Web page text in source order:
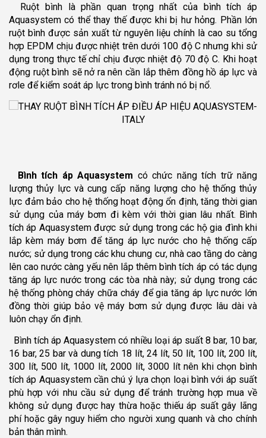
Ruột bình là phần quan trọng nhất của bình tích áp
Aquasystem có thể thay thế được khi bị hư hỏng. Phần lớn
ruột bình được sản xuất từ nguyên liệu chính là cao su tổng
hợp EPDM chịu được nhiệt trên dưới 100 độ C nhưng khi sử
dụng trong thực tế chỉ chịu được nhiệt độ 70 độ C. Khi hoạt
động ruột bình sẽ nở ra nên cần lắp thêm đồng hồ áp lực và
rơle để kiểm soát áp lực trong bình tránh nó bị nổ.
Bình tích áp Aquasystem có chức năng tích trữ năng
lượng thủy lực và cung cấp năng lượng cho hệ thống thủy
lực đảm bảo cho hệ thống hoạt động ổn định, tăng thời gian
sử dụng của máy bơm đi kèm với thời gian lâu nhất. Bình
tích áp Aquasystem được sử dụng trong các hộ gia đình khi
lắp kèm máy bơm để tăng áp lực nước cho hệ thống cấp
nước; sử dụng trong các khu chung cư, nhà cao tầng do càng
lên cao nước càng yếu nên lắp thêm bình tích áp có tác dụng
tăng áp lực nước trong các tòa nhà này; sử dụng trong các
hệ thống phòng cháy chữa cháy để gia tăng áp lực nước lớn
đồng thời giúp bảo vệ máy bơm sử dụng được lâu dài và
luôn chạy ổn định.
Bình tích áp Aquasystem có nhiều loại áp suất 8 bar, 10 bar,
16 bar, 25 bar và dung tích 18 lít, 24 lít, 50 lít, 100 lít, 200 lít,
300 lít, 500 lít, 1000 lít, 2000 lít, 3000 lít nên khi chọn bình
tích áp Aquasystem cần chú ý lựa chọn loại bình với áp suất
phù hợp với nhu cầu sử dụng để tránh trường hợp mua về
không sử dụng được hay thừa hoặc thiếu áp suất gây lãng
phí hoặc gây nguy hiểm cho người xung quanh và cho chính
bản thân mình.